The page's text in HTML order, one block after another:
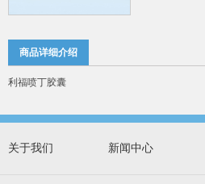
商品详细介绍
利福喷丁胶囊
关于我们 新闻中心